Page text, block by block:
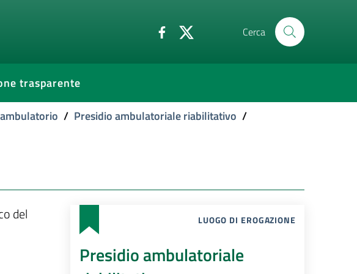
Cerca
trasparente
/ Presidio ambulatoriale riabilitativo /
del
LUOGO DI EROGAZIONE
Presidio ambulatoriale